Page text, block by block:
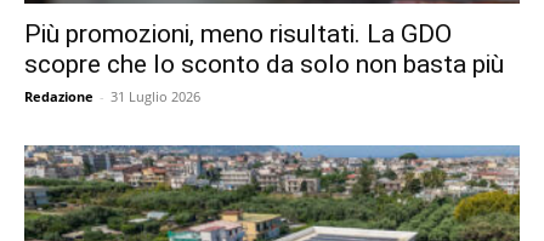
Più promozioni, meno risultati. La GDO
scopre che lo sconto da solo non basta più
Redazione - 31 Luglio 2026